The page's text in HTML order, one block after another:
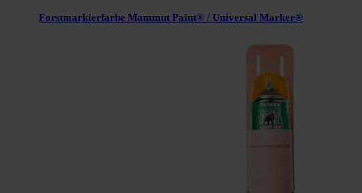
Forstmarkierfarbe Mammut Paint® / Universal Marker®